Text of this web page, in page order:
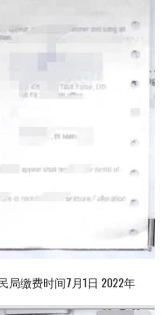
缴费时间7月1日 2022年